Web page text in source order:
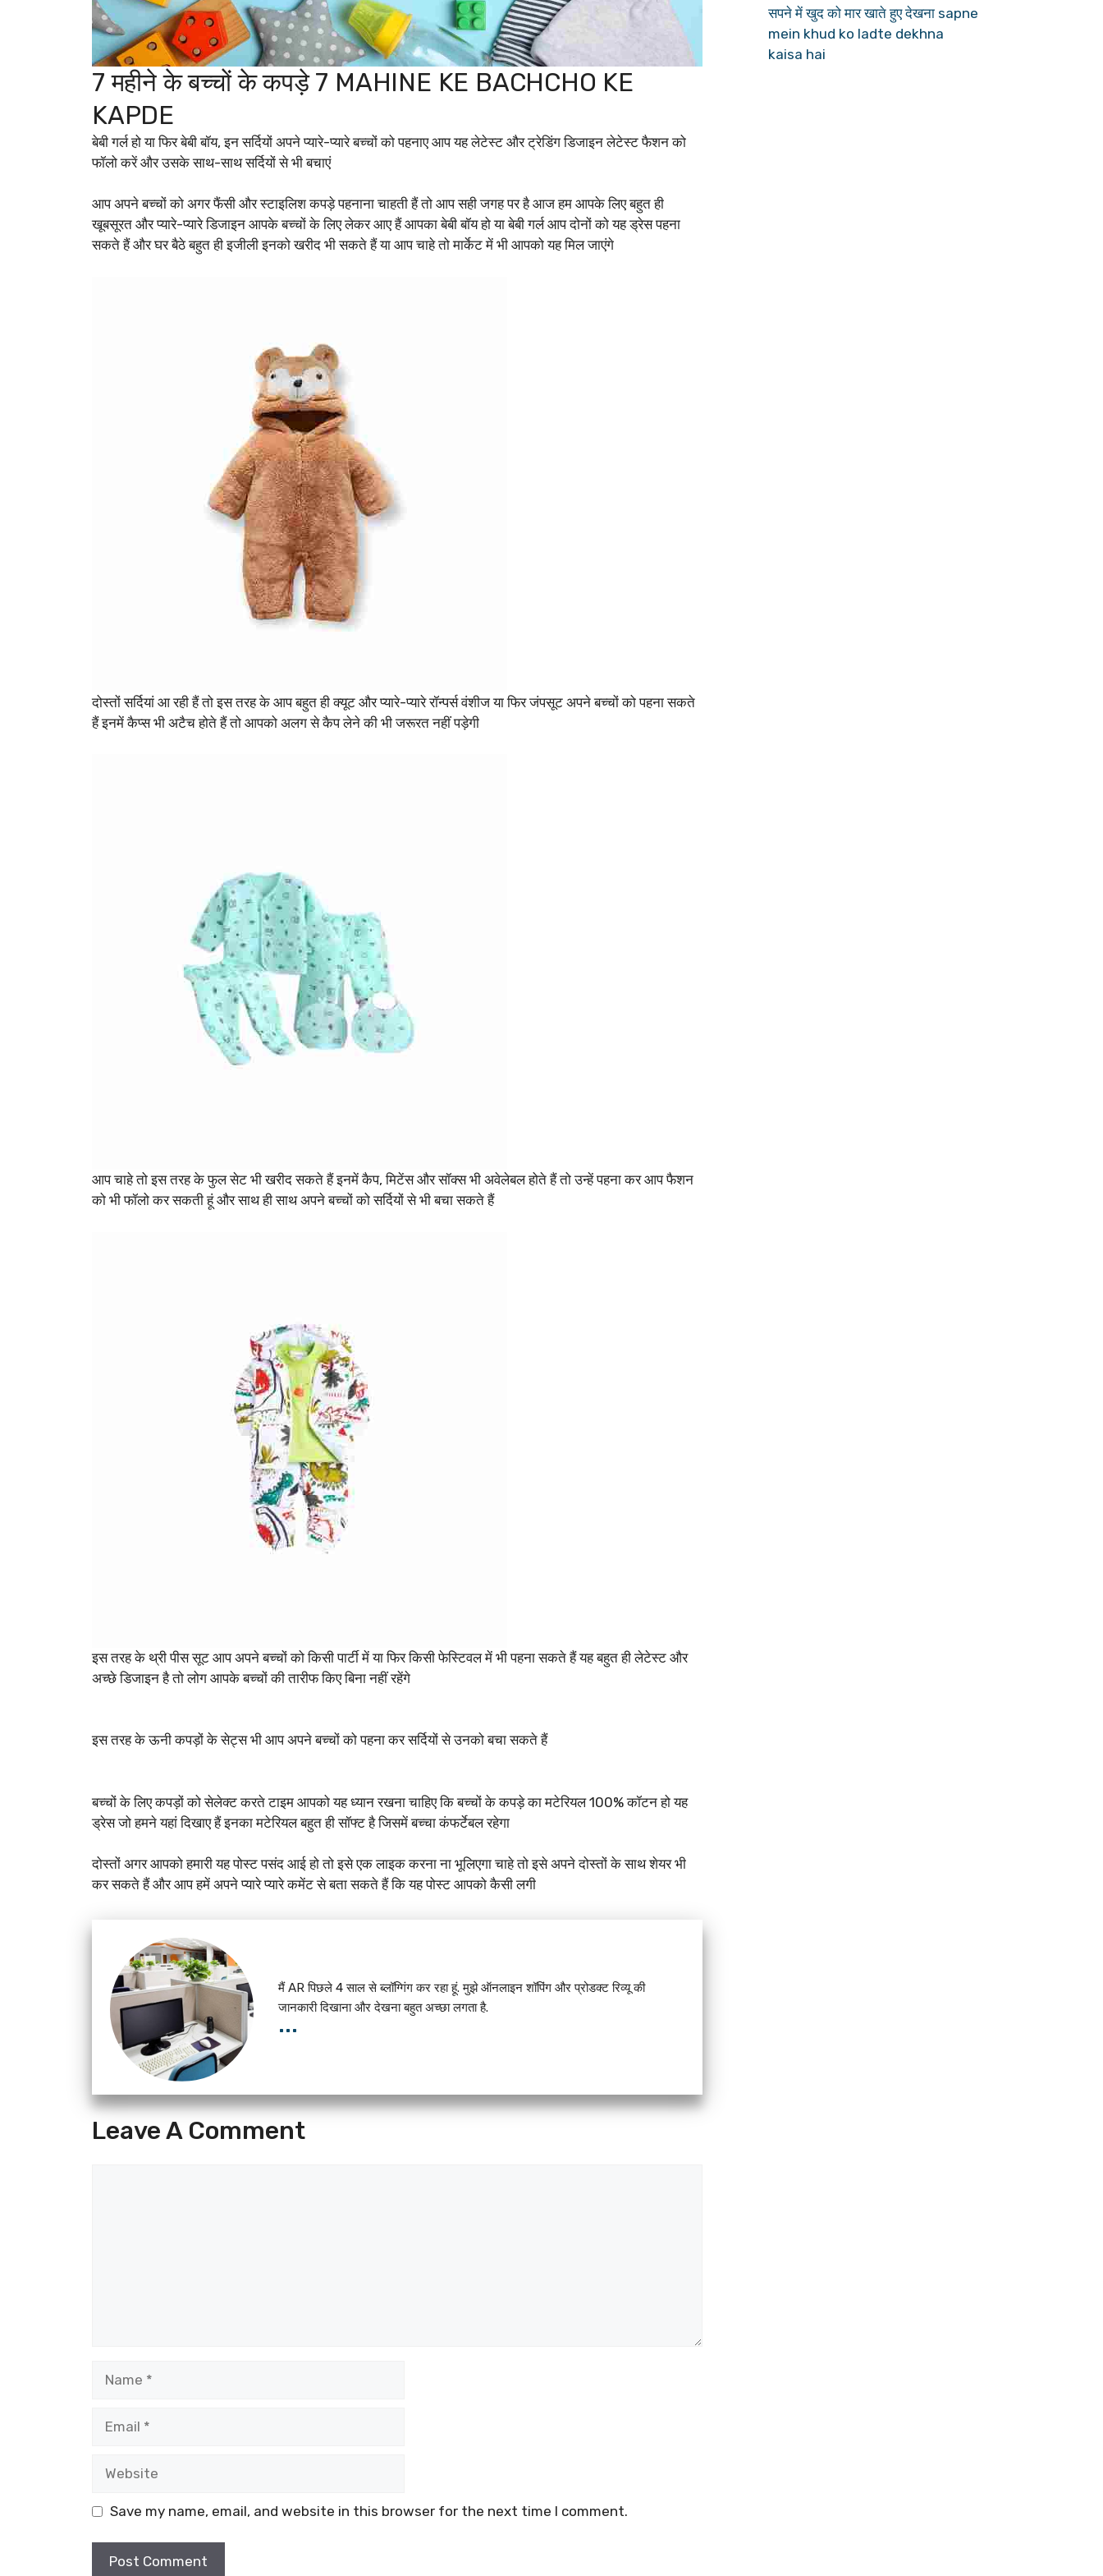
7 महीने के बच्चों के कपड़े 7 MAHINE KE BACHCHO KE
KAPDE
बेबी गर्ल हो या फिर बेबी बॉय, इन सर्दियों अपने प्यारे-प्यारे बच्चों को पहनाए आप यह लेटेस्ट और ट्रेडिंग डिजाइन लेटेस्ट फैशन को
फॉलो करें और उसके साथ-साथ सर्दियों से भी बचाएं
आप अपने बच्चों को अगर फैंसी और स्टाइलिश कपड़े पहनाना चाहती हैं तो आप सही जगह पर है आज हम आपके लिए बहुत ही
खूबसूरत और प्यारे-प्यारे डिजाइन आपके बच्चों के लिए लेकर आए हैं आपका बेबी बॉय हो या बेबी गर्ल आप दोनों को यह ड्रेस पहना
सकते हैं और घर बैठे बहुत ही इजीली इनको खरीद भी सकते हैं या आप चाहे तो मार्केट में भी आपको यह मिल जाएंगे
दोस्तों सर्दियां आ रही हैं तो इस तरह के आप बहुत ही क्यूट और प्यारे-प्यारे रॉन्पर्स वंशीज या फिर जंपसूट अपने बच्चों को पहना सकते
हैं इनमें कैप्स भी अटैच होते हैं तो आपको अलग से कैप लेने की भी जरूरत नहीं पड़ेगी
आप चाहे तो इस तरह के फुल सेट भी खरीद सकते हैं इनमें कैप, मिटेंस और सॉक्स भी अवेलेबल होते हैं तो उन्हें पहना कर आप फैशन
को भी फॉलो कर सकती हूं और साथ ही साथ अपने बच्चों को सर्दियों से भी बचा सकते हैं
इस तरह के थ्री पीस सूट आप अपने बच्चों को किसी पार्टी में या फिर किसी फेस्टिवल में भी पहना सकते हैं यह बहुत ही लेटेस्ट और
अच्छे डिजाइन है तो लोग आपके बच्चों की तारीफ किए बिना नहीं रहेंगे
इस तरह के ऊनी कपड़ों के सेट्स भी आप अपने बच्चों को पहना कर सर्दियों से उनको बचा सकते हैं
बच्चों के लिए कपड़ों को सेलेक्ट करते टाइम आपको यह ध्यान रखना चाहिए कि बच्चों के कपड़े का मटेरियल 100% कॉटन हो यह
ड्रेस जो हमने यहां दिखाए हैं इनका मटेरियल बहुत ही सॉफ्ट है जिसमें बच्चा कंफर्टेबल रहेगा
दोस्तों अगर आपको हमारी यह पोस्ट पसंद आई हो तो इसे एक लाइक करना ना भूलिएगा चाहे तो इसे अपने दोस्तों के साथ शेयर भी
कर सकते हैं और आप हमें अपने प्यारे प्यारे कमेंट से बता सकते हैं कि यह पोस्ट आपको कैसी लगी
मैं AR पिछले 4 साल से ब्लॉग्गिंग कर रहा हूं. मुझे ऑनलाइन शॉपिंग और प्रोडक्ट रिव्यू की
जानकारी दिखाना और देखना बहुत अच्छा लगता है.
...
Leave A Comment
Save my name, email, and website in this browser for the next time I comment.
सपने में खुद को मार खाते हुए देखना sapne
mein khud ko ladte dekhna
kaisa hai